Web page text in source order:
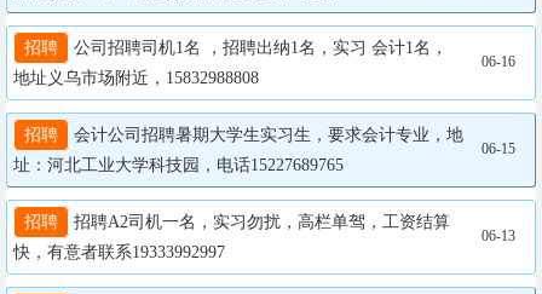
招聘
公司招聘司机1名 ，招聘出纳1名，实习 会计1名，
地址义乌市场附近，15832988808
06-16
招聘
会计公司招聘暑期大学生实习生，要求会计专业，地
址：河北工业大学科技园，电话15227689765
06-15
招聘
招聘A2司机一名，实习勿扰，高栏单驾，工资结算
快，有意者联系19333992997
06-13